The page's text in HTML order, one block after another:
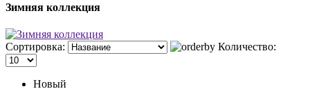
Зимняя коллекция
Сортировка: Количество:
Новый